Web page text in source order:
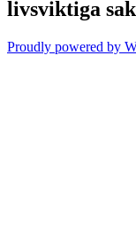
livsviktiga
Proudly powered by